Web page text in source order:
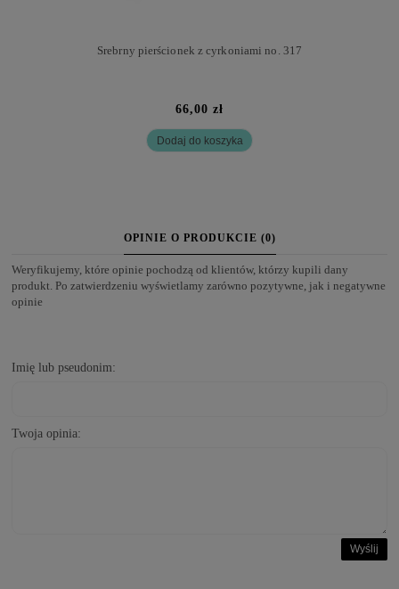
Srebrny pierścionek z cyrkoniami no. 317
66,00 zł
Dodaj do koszyka
OPINIE O PRODUKCIE (0)
Weryfikujemy, które opinie pochodzą od klientów, którzy kupili dany
produkt. Po zatwierdzeniu wyświetlamy zarówno pozytywne, jak i negatywne
opinie
Imię lub pseudonim:
Twoja opinia:
Wyślij